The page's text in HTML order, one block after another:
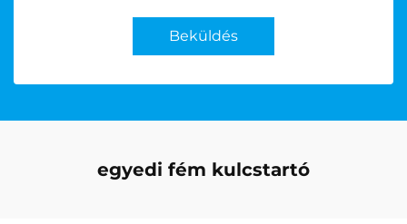
Beküldés
egyedi fém kulcstartó